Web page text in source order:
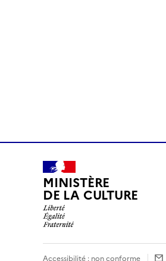
MINISTÈRE
DE LA CULTURE
Accessibilité : non conforme